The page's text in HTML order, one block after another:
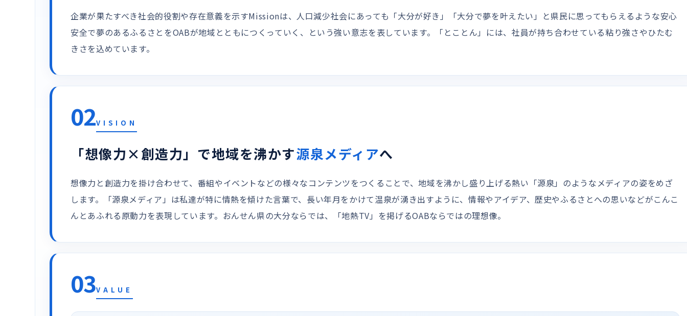
企業が果たすべき社会的役割や存在意義を示すMissionは、人口減少社会にあっても「大分が好き」「大分で夢を叶えたい」と県民に思ってもらえるような安心
安全で夢のあるふるさとをOABが地域とともにつくっていく、という強い意志を表しています。「とことん」には、社員が持ち合わせている粘り強さやひたむ
きさを込めています。
02VISION
「想像力×創造力」で地域を沸かす源泉メディアへ
想像力と創造力を掛け合わせて、番組やイベントなどの様々なコンテンツをつくることで、地域を沸かし盛り上げる熱い「源泉」のようなメディアの姿をめざ
します。「源泉メディア」は私達が特に情熱を傾けた言葉で、長い年月をかけて温泉が湧き出すように、情報やアイデア、歴史やふるさとへの思いなどがこんこ
んとあふれる原動力を表現しています。おんせん県の大分ならでは、「地熱TV」を掲げるOABならではの理想像。
03VALUE